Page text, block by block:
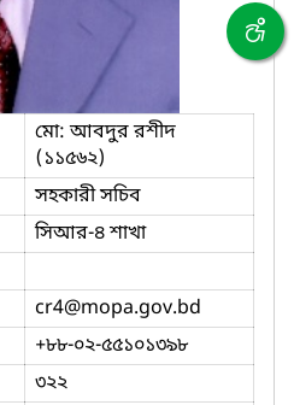
মো: আবদুর রশীদ
(১১৫৬২)
সহকারী সচিব
সিআর-৪ শাখা
cr4@mopa.gov.bd
+৮৮-০২-৫৫১০১৩৯৮
৩২২